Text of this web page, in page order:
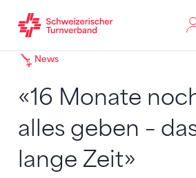
Zum Inhalt springen
Zur Sitemap navigieren
Zum Navigieren dieser Seite wird
News
«16 Monate
alles geben –
lange Zeit»